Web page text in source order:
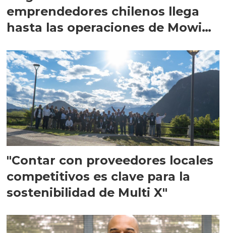
emprendedores chilenos llega
hasta las operaciones de Mowi
"Contar con proveedores locales
competitivos es clave para la
sostenibilidad de Multi X"